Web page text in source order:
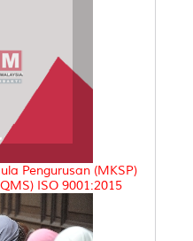
Pengurusan (MKSP)
ISO 9001:2015